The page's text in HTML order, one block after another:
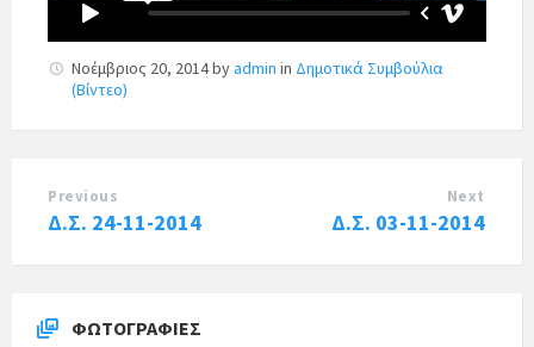
Νοέμβριος 20, 2014byadmin in Δημοτικά Συμβούλια
(Βίντεο)
Previous
Δ.Σ. 24-11-2014
Next
Δ.Σ. 03-11-2014
ΦΩΤΟΓΡΑΦΊΕΣ